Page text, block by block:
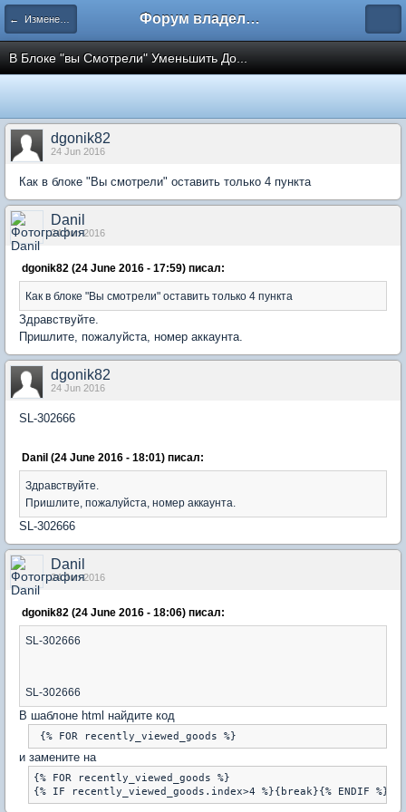
← Изменение общей стилистики Форум владельцев интернет-магазинов
В Блоке "вы Смотрели" Уменьшить До...
dgonik82
24 Jun 2016
Как в блоке "Вы смотрели" оставить только 4 пункта
Danil
24 Jun 2016
dgonik82 (24 June 2016 - 17:59) писал:
Как в блоке "Вы смотрели" оставить только 4 пункта
Здравствуйте.
Пришлите, пожалуйста, номер аккаунта.
dgonik82
24 Jun 2016
SL-302666
Danil (24 June 2016 - 18:01) писал:
Здравствуйте.
Пришлите, пожалуйста, номер аккаунта.
SL-302666
Danil
24 Jun 2016
dgonik82 (24 June 2016 - 18:06) писал:
SL-302666
SL-302666
В шаблоне html найдите код
{% FOR recently_viewed_goods %}
и замените на
{% FOR recently_viewed_goods %}
{% IF recently_viewed_goods.index>4 %}{break}{% ENDIF %}